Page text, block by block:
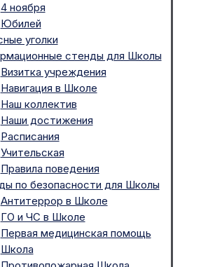
4 ноября
Юбилей
уголки
стенды для Школы
Визитка учреждения
Навигация в Школе
Наш коллектив
Наши достижения
Расписания
Учительская
Правила поведения
по безопасности для Школы
Антитеррор в Школе
ГО и ЧС в Школе
Первая медицинская помощь
Школа